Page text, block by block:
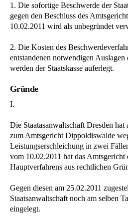
1. Die sofortige Beschwerde der
gegen den Beschluss des
10.02.2011 wird als unbegründet
2. Die Kosten des
entstandenen notwendigen Auslagen
werden der Staatskasse auferlegt.
Gründe
I.
Die Staatasanwaltschaft Dresden
zum Amtsgericht Dippoldiswalde
Leistungserschleichung in zwei
vom 10.02.2011 hat das
Hauptverfahrens aus rechtlichen
Gegen diesen am 25.02.2011
Staatsanwaltschaft noch am selben
eingelegt.